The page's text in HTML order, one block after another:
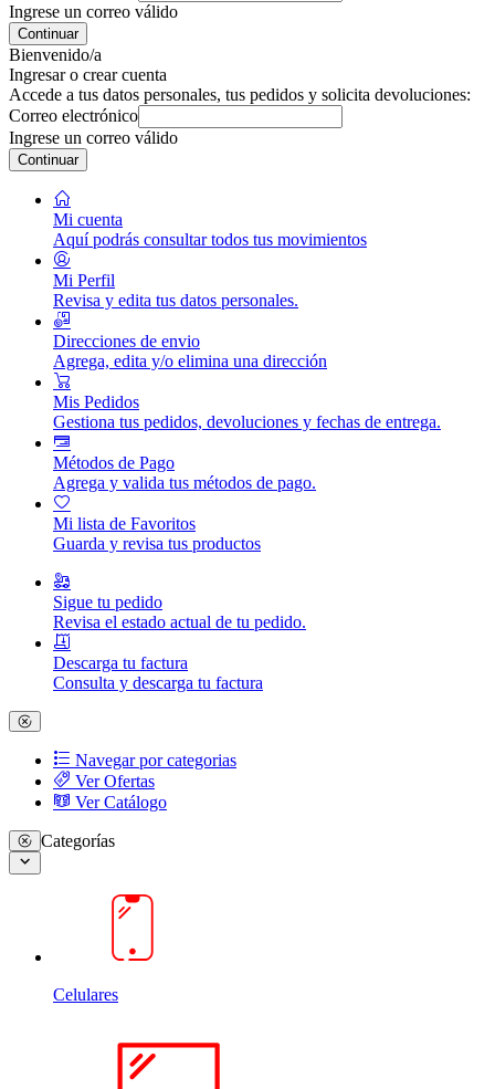
Ingrese un correo válido
Continuar
Bienvenido/a
Ingresar o crear cuenta
Accede a tus datos personales, tus pedidos y solicita devoluciones:
Correo electrónico
Ingrese un correo válido
Continuar
Mi cuenta
Aquí podrás consultar todos tus movimientos
Mi Perfil
Revisa y edita tus datos personales.
Direcciones de envio
Agrega, edita y/o elimina una dirección
Mis Pedidos
Gestiona tus pedidos, devoluciones y fechas de entrega.
Métodos de Pago
Agrega y valida tus métodos de pago.
Mi lista de Favoritos
Guarda y revisa tus productos
Sigue tu pedido
Revisa el estado actual de tu pedido.
Descarga tu factura
Consulta y descarga tu factura
Navegar por categorias
Ver Ofertas
Ver Catálogo
Categorías
Celulares